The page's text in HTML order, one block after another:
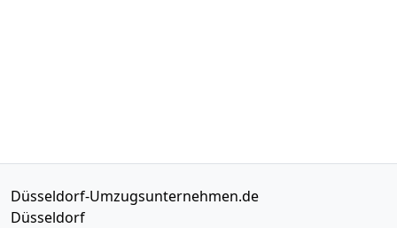
Düsseldorf-Umzugsunternehmen.de
Düsseldorf